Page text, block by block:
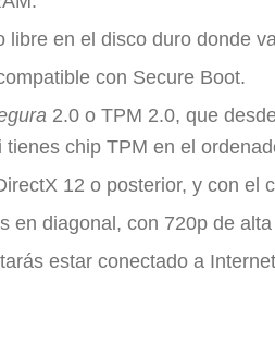
en el disco duro donde
con Secure Boot.
2.0 o TPM 2.0, que
chip TPM en el
12 o posterior, y con el
diagonal, con 720p de
estar conectado a